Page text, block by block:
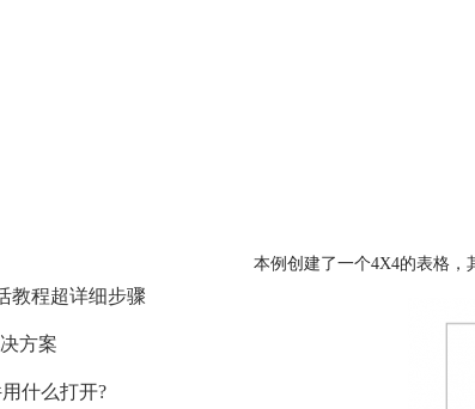
教程超详细步骤
方案
什么打开?
本例创建了一个4X4的表格，